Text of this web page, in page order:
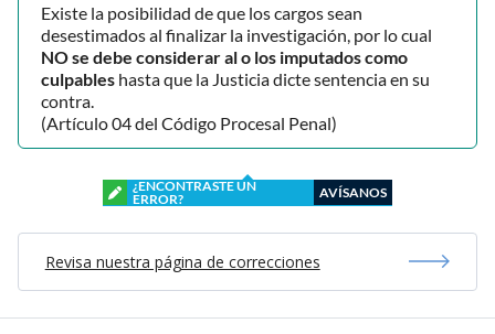
Existe la posibilidad de que los cargos sean
desestimados al finalizar la investigación, por lo cual
NO se debe considerar al o los imputados como
culpables hasta que la Justicia dicte sentencia en su
contra.
(Artículo 04 del Código Procesal Penal)
¿ENCONTRASTE UN
ERROR?
AVÍSANOS
Revisa nuestra página de correcciones